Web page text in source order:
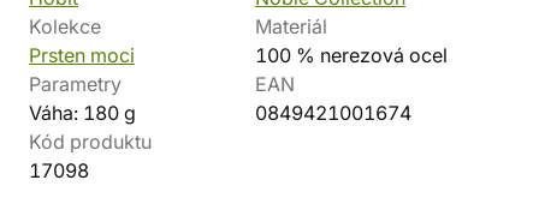
Kolekce
Prsten moci
Materiál
100 % nerezová ocel
Parametry
Váha: 180 g
EAN
0849421001674
Kód produktu
17098